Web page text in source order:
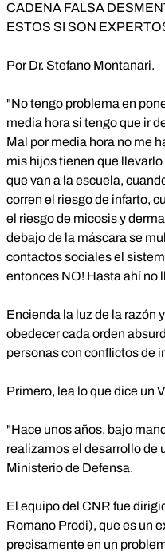
CADENA FALSA
ESTOS SI SON
Por Dr. Stefano Montanari.
"No tengo problema en
media hora si tengo que ir
Mal por media hora no me
mis hijos tienen que
que van a la escuela,
corren el riesgo de infarto,
el riesgo de micosis y
debajo de la máscara se
contactos sociales el
entonces NO! Hasta ahí no
Encienda la luz de la razón
obedecer cada orden
personas con conflictos de
Primero, lea lo que dice un
"Hace unos años, bajo
realizamos el desarrollo de
Ministerio de Defensa.
El equipo del CNR fue
Romano Prodi), que es un
precisamente en un